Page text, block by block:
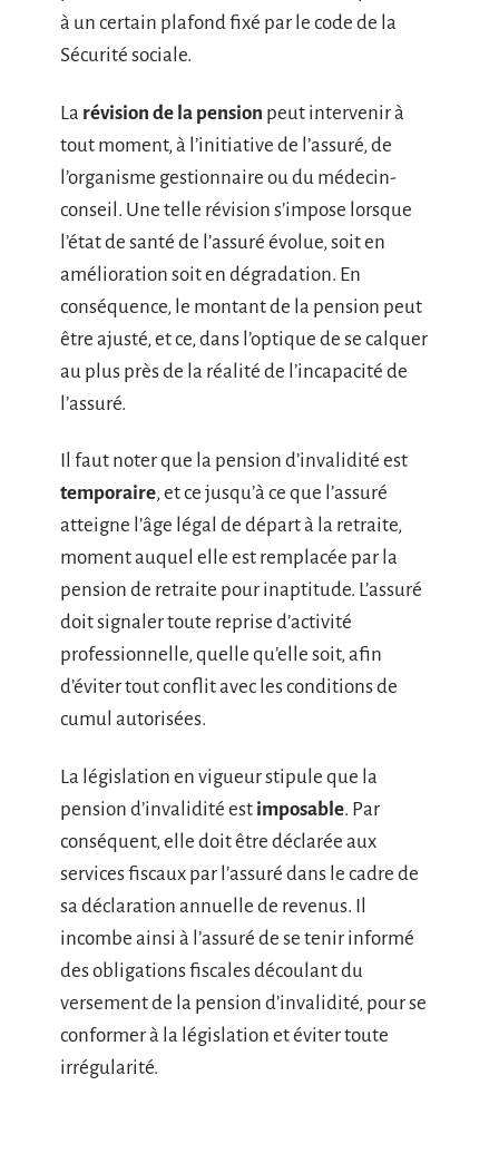
à un certain plafond fixé par le code de la
Sécurité sociale.
La révision de la pension peut intervenir à
tout moment, à l’initiative de l’assuré, de
l’organisme gestionnaire ou du médecin-
conseil. Une telle révision s’impose lorsque
l’état de santé de l’assuré évolue, soit en
amélioration soit en dégradation. En
conséquence, le montant de la pension peut
être ajusté, et ce, dans l’optique de se calquer
au plus près de la réalité de l’incapacité de
l’assuré.
Il faut noter que la pension d’invalidité est
temporaire, et ce jusqu’à ce que l’assuré
atteigne l’âge légal de départ à la retraite,
moment auquel elle est remplacée par la
pension de retraite pour inaptitude. L’assuré
doit signaler toute reprise d’activité
professionnelle, quelle qu’elle soit, afin
d’éviter tout conflit avec les conditions de
cumul autorisées.
La législation en vigueur stipule que la
pension d’invalidité est imposable. Par
conséquent, elle doit être déclarée aux
services fiscaux par l’assuré dans le cadre de
sa déclaration annuelle de revenus. Il
incombe ainsi à l’assuré de se tenir informé
des obligations fiscales découlant du
versement de la pension d’invalidité, pour se
conformer à la législation et éviter toute
irrégularité.